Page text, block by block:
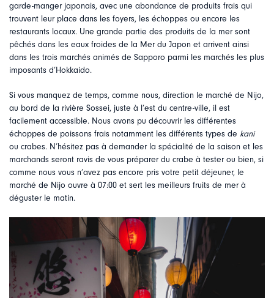
garde-manger japonais, avec une abondance de produits frais qui
trouvent leur place dans les foyers, les échoppes ou encore les
restaurants locaux. Une grande partie des produits de la mer sont
pêchés dans les eaux froides de la Mer du Japon et arrivent ainsi
dans les trois marchés animés de Sapporo parmi les marchés les plus
imposants d’Hokkaido.
Si vous manquez de temps, comme nous, direction le marché de Nijo,
au bord de la rivière Sossei, juste à l’est du centre-ville, il est
facilement accessible. Nous avons pu découvrir les différentes
échoppes de poissons frais notamment les différents types de kani
ou crabes. N’hésitez pas à demander la spécialité de la saison et les
marchands seront ravis de vous préparer du crabe à tester ou bien, si
comme nous vous n’avez pas encore pris votre petit déjeuner, le
marché de Nijo ouvre à 07:00 et sert les meilleurs fruits de mer à
déguster le matin.